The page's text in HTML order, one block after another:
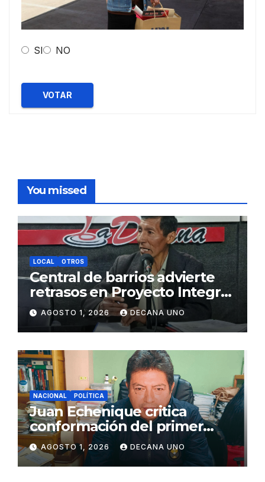
SI NO
VOTAR
You missed
LOCAL OTROS
Central de barrios advierte
retrasos en Proyecto Integral
de Agua y Alcantarillado para
Juliaca
AGOSTO 1, 2026 DECANA UNO
NACIONAL POLÍTICA
Juan Echenique critica
conformación del primer
gabinete ministerial de Keiko
Fujimori
AGOSTO 1, 2026 DECANA UNO